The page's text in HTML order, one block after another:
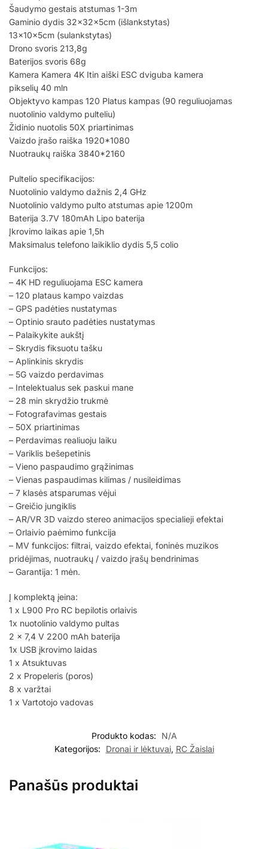
Šaudymo gestais atstumas 1-3m
Gaminio dydis 32x32x5cm (išlankstytas)
13x10x5cm (sulankstytas)
Drono svoris 213,8g
Baterijos svoris 68g
Kamera Kamera 4K Itin aiški ESC dviguba kamera
pikselių 40 mln
Objektyvo kampas 120 Platus kampas (90 reguliuojamas
nuotolinio valdymo pulteliu)
Židinio nuotolis 50X priartinimas
Vaizdo įrašo raiška 1920*1080
Nuotraukų raiška 3840*2160
Pultelio specifikacijos:
Nuotolinio valdymo dažnis 2,4 GHz
Nuotolinio valdymo pulto atstumas apie 1200m
Baterija 3.7V 180mAh Lipo baterija
Įkrovimo laikas apie 1,5h
Maksimalus telefono laikiklio dydis 5,5 colio
Funkcijos:
– 4K HD reguliuojama ESC kamera
– 120 plataus kampo vaizdas
– GPS padėties nustatymas
– Optinio srauto padėties nustatymas
– Palaikykite aukštį
– Skrydis fiksuotu tašku
– Aplinkinis skrydis
– 5G vaizdo perdavimas
– Intelektualus sek paskui mane
– 28 min skrydžio trukmė
– Fotografavimas gestais
– 50X priartinimas
– Perdavimas realiuoju laiku
– Variklis bešepetinis
– Vieno paspaudimo grąžinimas
– Vienas paspaudimas kilimas / nusileidimas
– 7 klasės atsparumas vėjui
– Greičio jungiklis
– AR/VR 3D vaizdo stereo animacijos specialieji efektai
– Orlaivio paėmimo funkcija
– MV funkcijos: filtrai, vaizdo efektai, foninės muzikos
pridėjimas, nuotraukų / vaizdo įrašų bendrinimas
– Garantija: 1 mėn.
Į komplektą įeina:
1 x L900 Pro RC bepilotis orlaivis
1x nuotolinio valdymo pultas
2 x 7,4 V 2200 mAh baterija
1x USB įkrovimo laidas
1 x Atsuktuvas
2 x Propeleris (poros)
8 x varžtai
1 x Vartotojo vadovas
Produkto kodas:
N/A
Kategorijos:
Dronai ir lėktuvai, RC Žaislai
Panašūs produktai